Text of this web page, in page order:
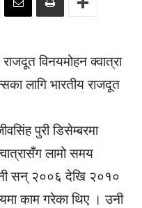
विनयमोहन क्वात्रा
लागि भारतीय राजदूत
पुरी डिसेम्बरमा
लामो समय
सन् २००६ देखि २०१०
काम गरेका थिए । उनी